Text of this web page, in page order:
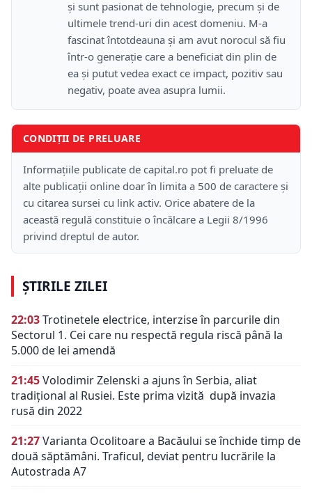
și sunt pasionat de tehnologie, precum și de
ultimele trend-uri din acest domeniu. M-a
fascinat întotdeauna și am avut norocul să fiu
într-o generație care a beneficiat din plin de
ea și putut vedea exact ce impact, pozitiv sau
negativ, poate avea asupra lumii.
CONDIȚII DE PRELUARE
Informațiile publicate de capital.ro pot fi preluate de
alte publicații online doar în limita a 500 de caractere și
cu citarea sursei cu link activ. Orice abatere de la
această regulă constituie o încălcare a Legii 8/1996
privind dreptul de autor.
ȘTIRILE ZILEI
22:03Trotinetele electrice, interzise în parcurile din
Sectorul 1. Cei care nu respectă regula riscă până la
5.000 de lei amendă
21:45Volodimir Zelenski a ajuns în Serbia, aliat
tradiţional al Rusiei. Este prima vizită după invazia
rusă din 2022
21:27Varianta Ocolitoare a Bacăului se închide timp de
două săptămâni. Traficul, deviat pentru lucrările la
Autostrada A7